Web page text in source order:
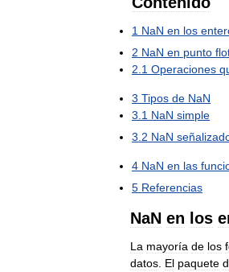
1 NaN en los
2 NaN en punto
2 1 Operaciones
3 Tipos de NaN
3 1 NaN simple
3 2 NaN
4 NaN en las
5 Referencias
NaN en los
La mayoría de los
datos El paquete